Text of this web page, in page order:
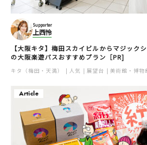
Supporter
上西怜
【大阪キタ】梅田スカイビルからマジック
の大阪楽遊パスおすすめプラン［PR]
キタ（梅田・天満） 人気 展望台 美術館・博物
Article